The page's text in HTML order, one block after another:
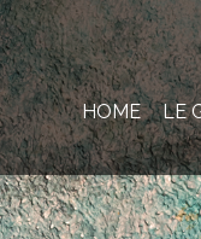
HOME LE